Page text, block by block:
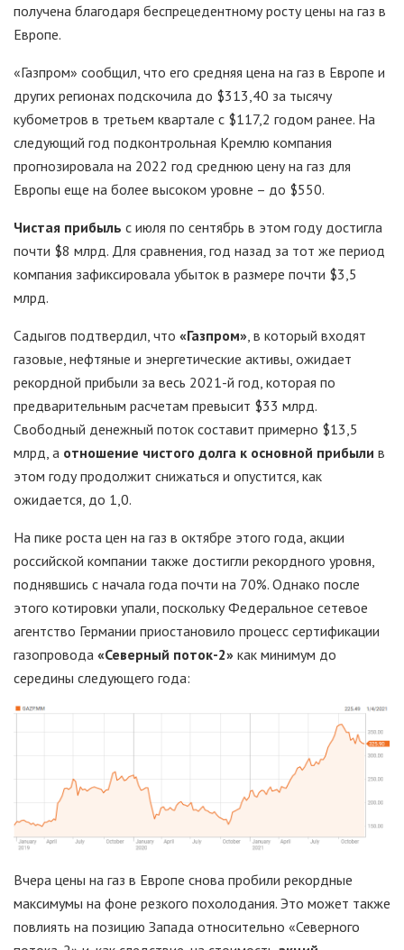
получена благодаря беспрецедентному росту цены на газ в
Европе.
«Газпром» сообщил, что его средняя цена на газ в Европе и
других регионах подскочила до $313,40 за тысячу
кубометров в третьем квартале с $117,2 годом ранее. На
следующий год подконтрольная Кремлю компания
прогнозировала на 2022 год среднюю цену на газ для
Европы еще на более высоком уровне – до $550.
Чистая прибыль с июля по сентябрь в этом году достигла
почти $8 млрд. Для сравнения, год назад за тот же период
компания зафиксировала убыток в размере почти $3,5
млрд.
Садыгов подтвердил, что «Газпром» , в который входят
газовые, нефтяные и энергетические активы, ожидает
рекордной прибыли за весь 2021-й год, которая по
предварительным расчетам превысит $33 млрд.
Свободный денежный поток составит примерно $13,5
млрд, а отношение чистого долга к основной прибыли в
этом году продолжит снижаться и опустится, как
ожидается, до 1,0.
На пике роста цен на газ в октябре этого года, акции
российской компании также достигли рекордного уровня,
поднявшись с начала года почти на 70%. Однако после
этого котировки упали, поскольку Федеральное сетевое
агентство Германии приостановило процесс сертификации
газопровода «Северный поток-2» как минимум до
середины следующего года:
Вчера цены на газ в Европе снова пробили рекордные
максимумы на фоне резкого похолодания. Это может также
повлиять на позицию Запада относительно «Северного